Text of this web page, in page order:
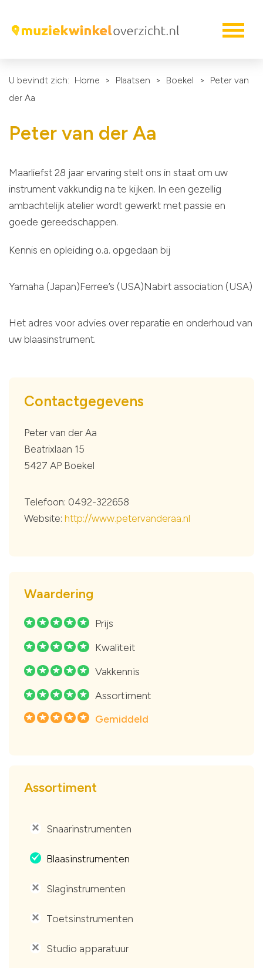
U bevindt zich: Home > Plaatsen > Boekel >
Peter van
der Aa
Peter van der Aa
Maarliefst 28 jaar ervaring stelt ons in staat om uw
instrument vakkundig na te kijken. In een gezellig
ambachtelijk atelier wordt gewerkt met passie en
goede gereedschappen.
Kennis en opleiding o.a. opgedaan bij
Yamaha (Japan)Ferree’s (USA)Nabirt association (USA)
Het adres voor advies over reparatie en onderhoud van
uw blaasinstrument.
Contactgegevens
Peter van der Aa
Beatrixlaan 15
5427 AP Boekel
Telefoon: 0492-322658
Website: http://www.petervanderaa.nl
Waardering
R R R R R Prijs
R R R R R Kwaliteit
R R R R R Vakkennis
R R R R R Assortiment
R R R R R Gemiddeld
Assortiment
' Snaarinstrumenten
. Blaasinstrumenten
' Slaginstrumenten
' Toetsinstrumenten
' Studio apparatuur